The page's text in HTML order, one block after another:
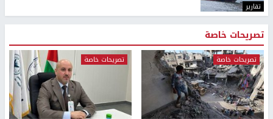
تقارير
تصريحات خاصة
تصريحات خاصة تصريحات خاصة